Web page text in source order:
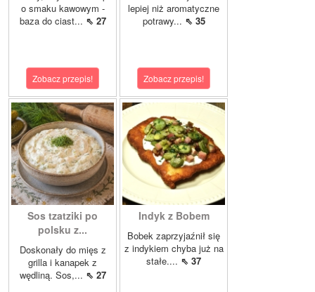
o smaku kawowym -
baza do ciast... ⇖ 27
Zobacz przepis!
lepiej niż aromatyczne
potrawy... ⇖ 35
Zobacz przepis!
Sos tzatziki po
polsku z...
Doskonały do mięs z
grilla i kanapek z
wędliną. Sos,... ⇖ 27
Indyk z Bobem
Bobek zaprzyjaźnił się
z indykiem chyba już na
stałe.... ⇖ 37